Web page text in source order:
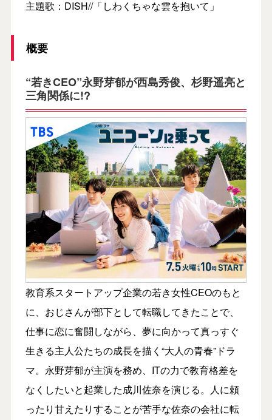
主題歌：DISH//「しわくちゃな雲を抱いて」
概要
“若きCEO”永野芽郁が西島秀俊、杉野遥亮と
三角関係に!?
教育系スタートアップ企業の若き女性CEOのもと
に、おじさんが部下として転職してきたことで、
仕事に恋に奮闘しながら、夢に向かって真っすぐ
生きる主人公たちの成長を描く“大人の青春”ドラ
マ。永野芽郁が主演を務め、ITの力で教育格差を
なくしたいと起業した成川佐奈を演じる。人に頼
ったり甘えたりすることが苦手な佐奈の会社に転